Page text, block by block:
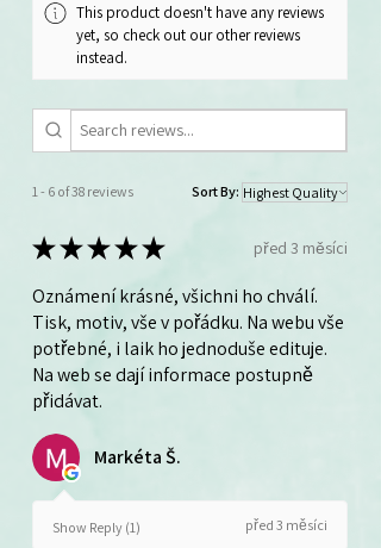
This product doesn't have any reviews
yet, so check out our other reviews
instead.
1 - 6 of 38 reviews Sort By:
★★★★★ před 3 měsíci
Oznámení krásné, všichni ho chválí.
Tisk, motiv, vše v pořádku. Na webu vše
potřebné, i laik ho jednoduše edituje.
Na web se dají informace postupně
přidávat.
Markéta Š.
Show Reply (1) před 3 měsíci